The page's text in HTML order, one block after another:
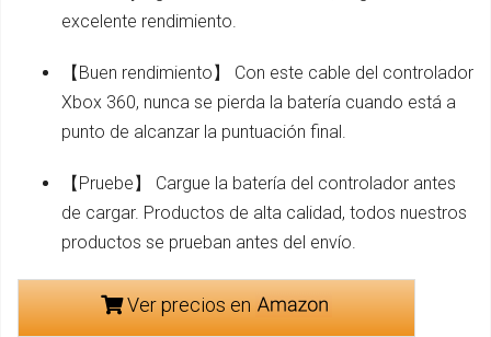
excelente rendimiento.
【Buen rendimiento】 Con este cable del controlador
Xbox 360, nunca se pierda la batería cuando está a
punto de alcanzar la puntuación final.
【Pruebe】 Cargue la batería del controlador antes
de cargar. Productos de alta calidad, todos nuestros
productos se prueban antes del envío.
Ver precios en